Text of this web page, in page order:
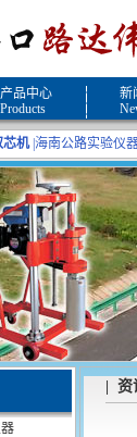
产品中心
Products
新
芯机| 海南公路实验仪
|